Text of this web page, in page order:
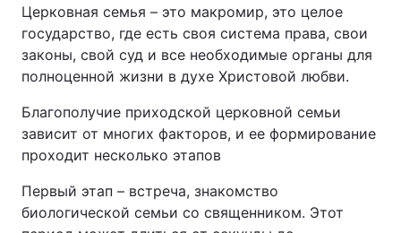
Церковная семья – это макромир, это целое
государство, где есть своя система права, свои
законы, свой суд и все необходимые органы для
полноценной жизни в духе Христовой любви.
Благополучие приходской церковной семьи
зависит от многих факторов, и ее формирование
проходит несколько этапов
Первый этап – встреча, знакомство
биологической семьи со священником. Этот